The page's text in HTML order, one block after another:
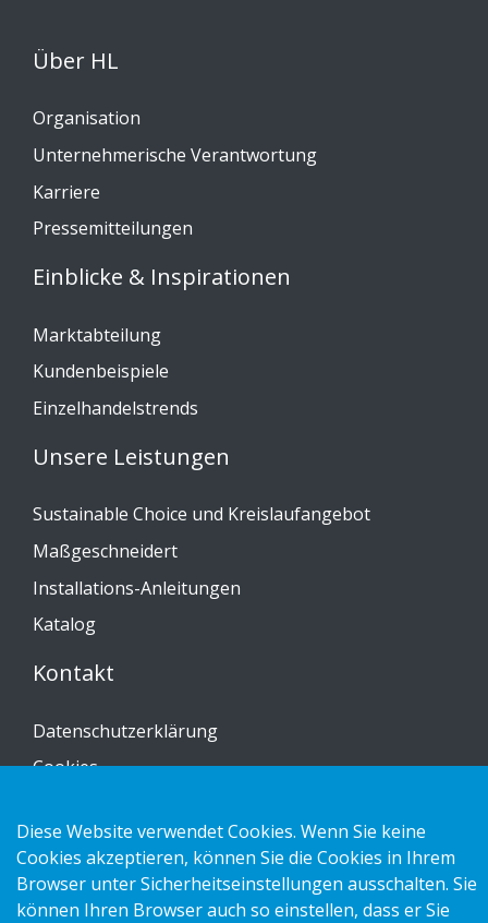
Über HL
Organisation
Unternehmerische Verantwortung
Karriere
Pressemitteilungen
Einblicke & Inspirationen
Marktabteilung
Kundenbeispiele
Einzelhandelstrends
Unsere Leistungen
Sustainable Choice und Kreislaufangebot
Maßgeschneidert
Installations-Anleitungen
Katalog
Kontakt
Datenschutzerklärung
Cookies
Diese Website verwendet Cookies. Wenn Sie keine
Cookies akzeptieren, können Sie die Cookies in Ihrem
Browser unter Sicherheitseinstellungen ausschalten. Sie
können Ihren Browser auch so einstellen, dass er Sie